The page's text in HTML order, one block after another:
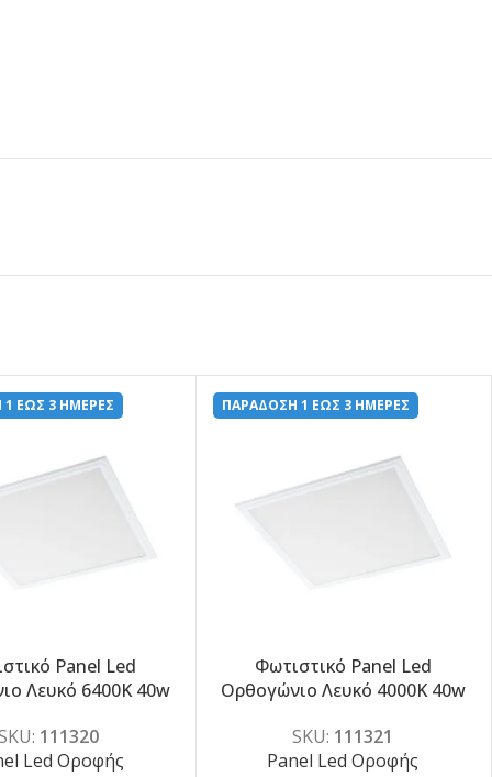
ΕΩΣ 3 ΗΜΕΡΕΣ
Panel Led
Λευκό 6400K 40w
111320
Led Οροφής
-10%
ΠΑΡΑΔΟΣΗ 1 ΕΩΣ 3 ΗΜΕΡΕΣ
Φωτιστικό Panel Led
Ορθογώνιο Λευκό 4000K 40w
SKU: 111321
Panel Led Οροφής